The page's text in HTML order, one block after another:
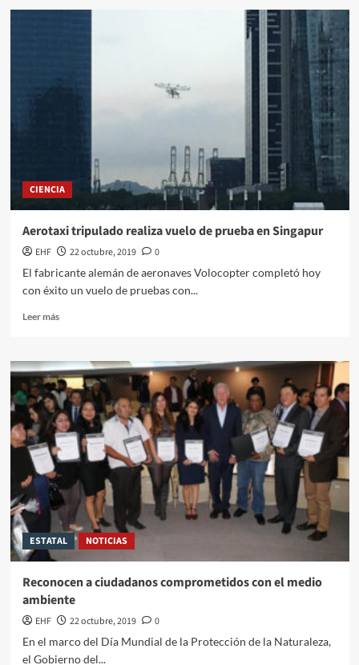
CIENCIA
Aerotaxi tripulado realiza vuelo de prueba en Singapur
EHF 22 octubre, 2019
0
El fabricante alemán de aeronaves Volocopter completó hoy
con éxito un vuelo de pruebas con...
Leer más
ESTATAL NOTICIAS
Reconocen a ciudadanos comprometidos con el medio
ambiente
EHF 22 octubre, 2019
0
En el marco del Día Mundial de la Protección de la Naturaleza,
el Gobierno del...